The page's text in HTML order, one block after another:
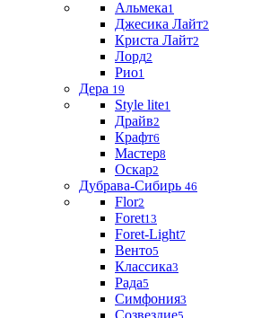
Альмека1
Джесика Лайт2
Криста Лайт2
Лорд2
Рио1
Дера 19
Style lite1
Драйв2
Крафт6
Мастер8
Оскар2
Дубрава-Сибирь 46
Flor2
Foret13
Foret-Light7
Венто5
Классика3
Рада5
Симфония3
Созвездие